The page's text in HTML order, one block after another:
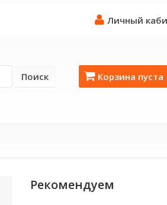
Личный
Корзина пуста
Поиск
Рекомендуем